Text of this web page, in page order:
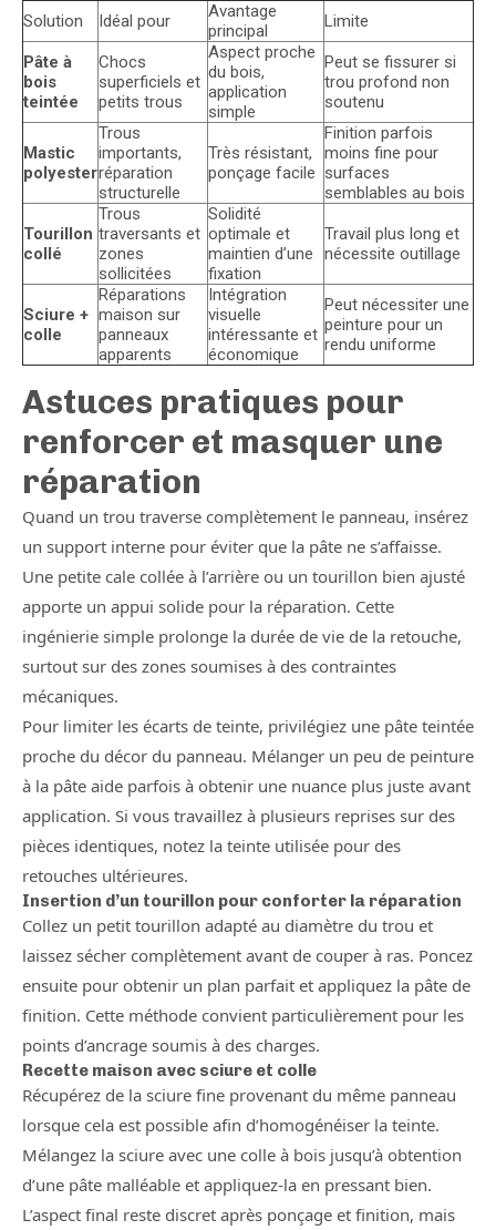
Solution Idéal pour
Avantage
principal
Limite
Pâte à
bois
teintée
Chocs
superficiels et
petits trous
Aspect proche
du bois,
application
simple
Peut se fissurer si
trou profond non
soutenu
Mastic
polyester
Trous
importants,
réparation
structurelle
Très résistant,
ponçage facile
Finition parfois
moins fine pour
surfaces
semblables au bois
Tourillon
collé
Trous
traversants et
zones
sollicitées
Solidité
optimale et
maintien d’une
fixation
Travail plus long et
nécessite outillage
Sciure +
colle
Réparations
maison sur
panneaux
apparents
Intégration
visuelle
intéressante et
économique
Peut nécessiter une
peinture pour un
rendu uniforme
Astuces pratiques pour
renforcer et masquer une
réparation
Quand un trou traverse complètement le panneau, insérez
un support interne pour éviter que la pâte ne s’affaisse.
Une petite cale collée à l’arrière ou un tourillon bien ajusté
apporte un appui solide pour la réparation. Cette
ingénierie simple prolonge la durée de vie de la retouche,
surtout sur des zones soumises à des contraintes
mécaniques.
Pour limiter les écarts de teinte, privilégiez une pâte teintée
proche du décor du panneau. Mélanger un peu de peinture
à la pâte aide parfois à obtenir une nuance plus juste avant
application. Si vous travaillez à plusieurs reprises sur des
pièces identiques, notez la teinte utilisée pour des
retouches ultérieures.
Insertion d’un tourillon pour conforter la réparation
Collez un petit tourillon adapté au diamètre du trou et
laissez sécher complètement avant de couper à ras. Poncez
ensuite pour obtenir un plan parfait et appliquez la pâte de
finition. Cette méthode convient particulièrement pour les
points d’ancrage soumis à des charges.
Recette maison avec sciure et colle
Récupérez de la sciure fine provenant du même panneau
lorsque cela est possible afin d’homogénéiser la teinte.
Mélangez la sciure avec une colle à bois jusqu’à obtention
d’une pâte malléable et appliquez-la en pressant bien.
L’aspect final reste discret après ponçage et finition, mais